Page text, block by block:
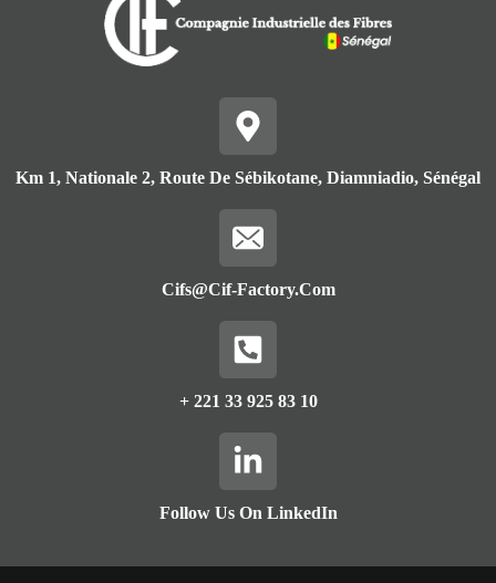
Km 1, Nationale 2, Route De Sébikotane, Diamniadio, Sénégal
Cifs@cif-Factory.com
+ 221 33 925 83 10
Follow Us On LinkedIn